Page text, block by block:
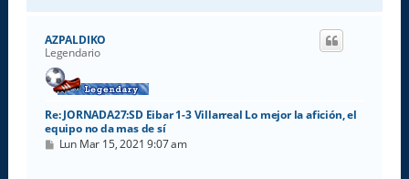
r
AZPALDIKO
Legendario
Re: JORNADA27:SD Eibar 1-3 Villarreal Lo mejor la afición, el
equipo no da mas de sí
M
Lun Mar 15, 2021 9:07 am